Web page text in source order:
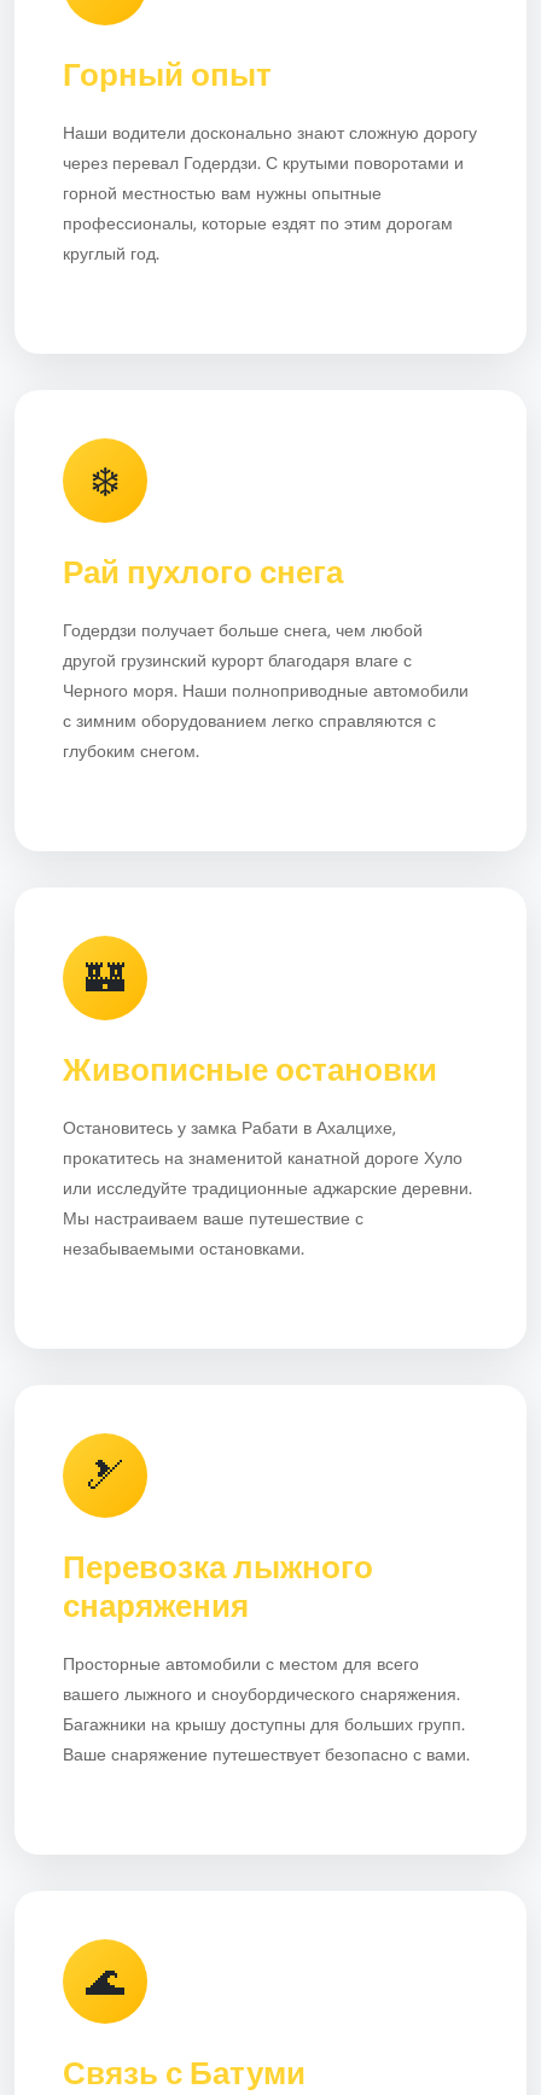
Горный опыт
Наши водители досконально знают сложную дорогу
через перевал Годердзи. С крутыми поворотами и
горной местностью вам нужны опытные
профессионалы, которые ездят по этим дорогам
круглый год.
❄️
Рай пухлого снега
Годердзи получает больше снега, чем любой
другой грузинский курорт благодаря влаге с
Черного моря. Наши полноприводные автомобили
с зимним оборудованием легко справляются с
глубоким снегом.
🏰
Живописные остановки
Остановитесь у замка Рабати в Ахалцихе,
прокатитесь на знаменитой канатной дороге Хуло
или исследуйте традиционные аджарские деревни.
Мы настраиваем ваше путешествие с
незабываемыми остановками.
🎿
Перевозка лыжного
снаряжения
Просторные автомобили с местом для всего
вашего лыжного и сноубордического снаряжения.
Багажники на крышу доступны для больших групп.
Ваше снаряжение путешествует безопасно с вами.
🌊
Связь с Батуми